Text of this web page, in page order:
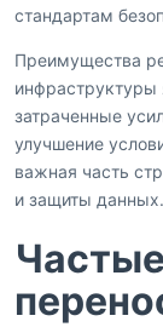
стандартам
Преимущества
затраченные
улучшение
важная часть
и защиты данных.